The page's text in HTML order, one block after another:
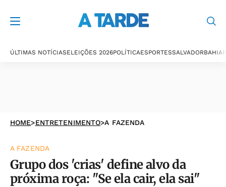
ÚLTIMAS NOTÍCIASELEIÇÕES 2026POLÍTICAESPORTESSALVADORBAHIA
HOME>ENTRETENIMENTO>A FAZENDA
A FAZENDA
Grupo dos 'crias' define alvo da
próxima roça: "Se ela cair, ela sai"